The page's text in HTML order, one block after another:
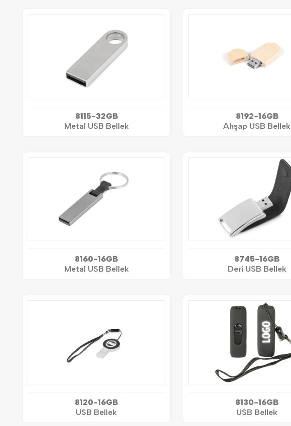
8115-32GB
Metal USB Bellek
8192-16GB
Ahşap USB Bellek
8160-16GB
Metal USB Bellek
8745-16GB
Deri USB Bellek
8120-16GB
USB Bellek
8130-16GB
USB Bellek